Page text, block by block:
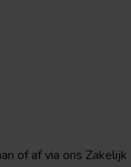
of af via ons Zakelijk